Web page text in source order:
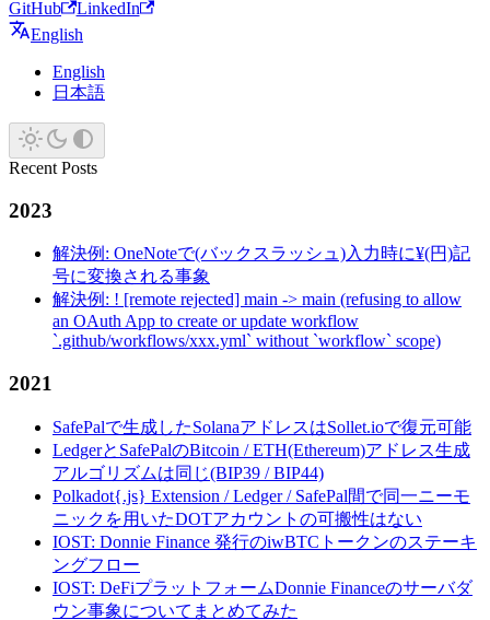
GitHub
LinkedIn
English
English
日本語
Recent Posts
2023
解決例: OneNoteで(バックスラッシュ)入力時に¥(円)記
号に変換される事象
解決例: ! [remote rejected] main -> main (refusing to allow
an OAuth App to create or update workflow
`.github/workflows/xxx.yml` without `workflow` scope)
2021
SafePalで生成したSolanaアドレスはSollet.ioで復元可能
LedgerとSafePalのBitcoin / ETH(Ethereum)アドレス生成
アルゴリズムは同じ(BIP39 / BIP44)
Polkadot{.js} Extension / Ledger / SafePal間で同一ニーモ
ニックを用いたDOTアカウントの可搬性はない
IOST: Donnie Finance 発行のiwBTCトークンのステーキ
ングフロー
IOST: DeFiプラットフォームDonnie Financeのサーバダ
ウン事象についてまとめてみた